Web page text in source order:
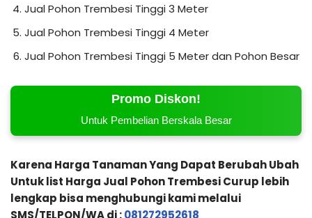
Jual Pohon Trembesi Tinggi 3 Meter
Jual Pohon Trembesi Tinggi 4 Meter
Jual Pohon Trembesi Tinggi 5 Meter dan Pohon Besar
Promo Diskon!
Untuk Pembelian Berskala Besar
Karena Harga Tanaman Yang Dapat Berubah Ubah
Untuk list Harga Jual Pohon Trembesi Curup lebih
lengkap bisa menghubungi kami melalui
SMS/TELPON/WA di :081272952618